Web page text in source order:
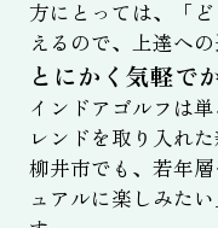
方にとっては、「
えるので、上達への
とにかく気軽で
インドアゴルフは
レンドを取り入れ
柳井市でも、若年
ュアルに楽しみた